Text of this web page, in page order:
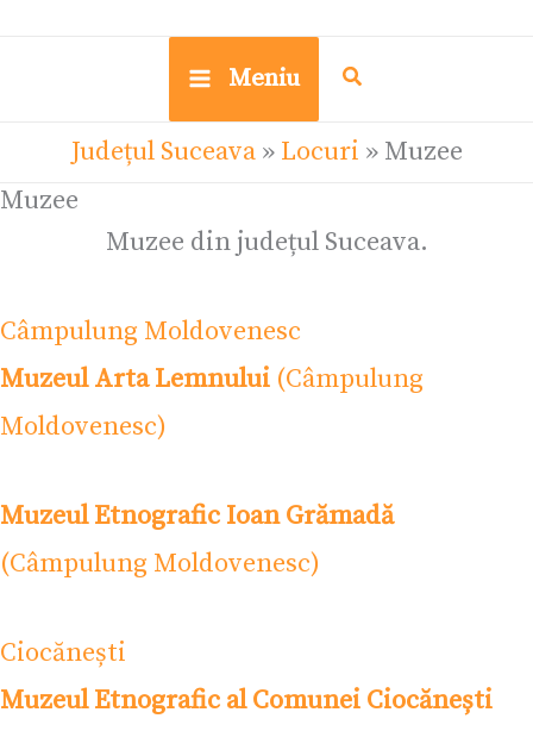
Meniu
Județul Suceava» Locuri » Muzee
Muzee
Muzee din județul Suceava.
Câmpulung Moldovenesc
Muzeul Arta Lemnului (Câmpulung
Moldovenesc)
Muzeul Etnografic Ioan Grămadă
(Câmpulung Moldovenesc)
Ciocănești
Muzeul Etnografic al Comunei Ciocănești